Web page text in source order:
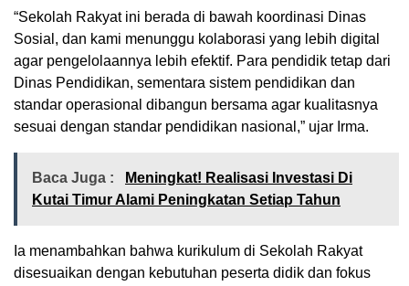
“Sekolah Rakyat ini berada di bawah koordinasi Dinas
Sosial, dan kami menunggu kolaborasi yang lebih digital
agar pengelolaannya lebih efektif. Para pendidik tetap dari
Dinas Pendidikan, sementara sistem pendidikan dan
standar operasional dibangun bersama agar kualitasnya
sesuai dengan standar pendidikan nasional,” ujar Irma.
Baca Juga :
Meningkat! Realisasi Investasi Di
Kutai Timur Alami Peningkatan Setiap Tahun
Ia menambahkan bahwa kurikulum di Sekolah Rakyat
disesuaikan dengan kebutuhan peserta didik dan fokus